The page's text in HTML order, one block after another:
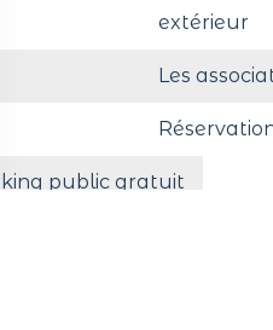
extérieur
Les
public gratuit